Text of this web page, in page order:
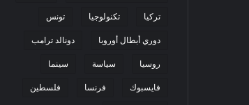
تركيا تكنولوجيا تونس
دوري أبطال أوروبا دونالد ترامب
روسيا سياسة سينما
فايسبوك فرنسا فلسطين